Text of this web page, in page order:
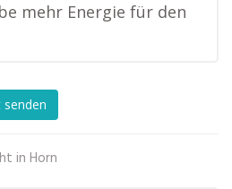
mehr Energie für den
senden
in Horn